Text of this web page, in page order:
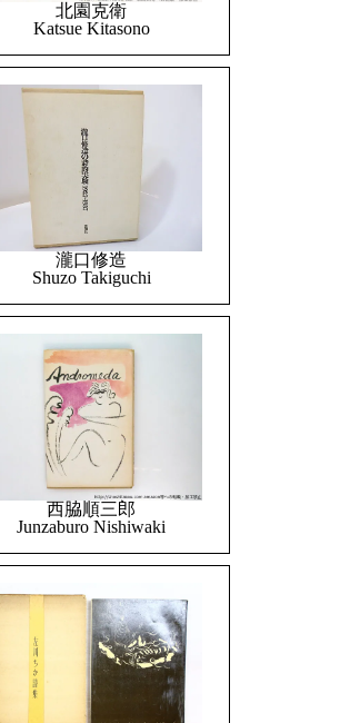
北園克衛
Katsue Kitasono
瀧口修造
Shuzo Takiguchi
西脇順三郎
Junzaburo Nishiwaki